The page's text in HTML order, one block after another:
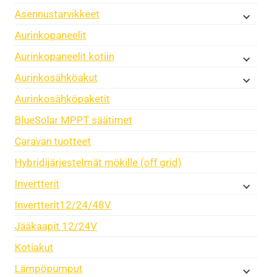
Asennustarvikkeet
Aurinkopaneelit
Aurinkopaneelit kotiin
Aurinkosähköakut
Aurinkosähköpaketit
BlueSolar MPPT säätimet
Caravan tuotteet
Hybridijärjestelmät mökille (off grid)
Invertterit
Invertterit12/24/48V
Jääkaapit 12/24V
Kotiakut
Lämpöpumput